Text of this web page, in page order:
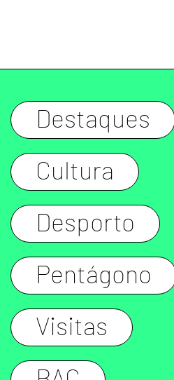
Destaques
Cultura
Desporto
Pentágono
Visitas